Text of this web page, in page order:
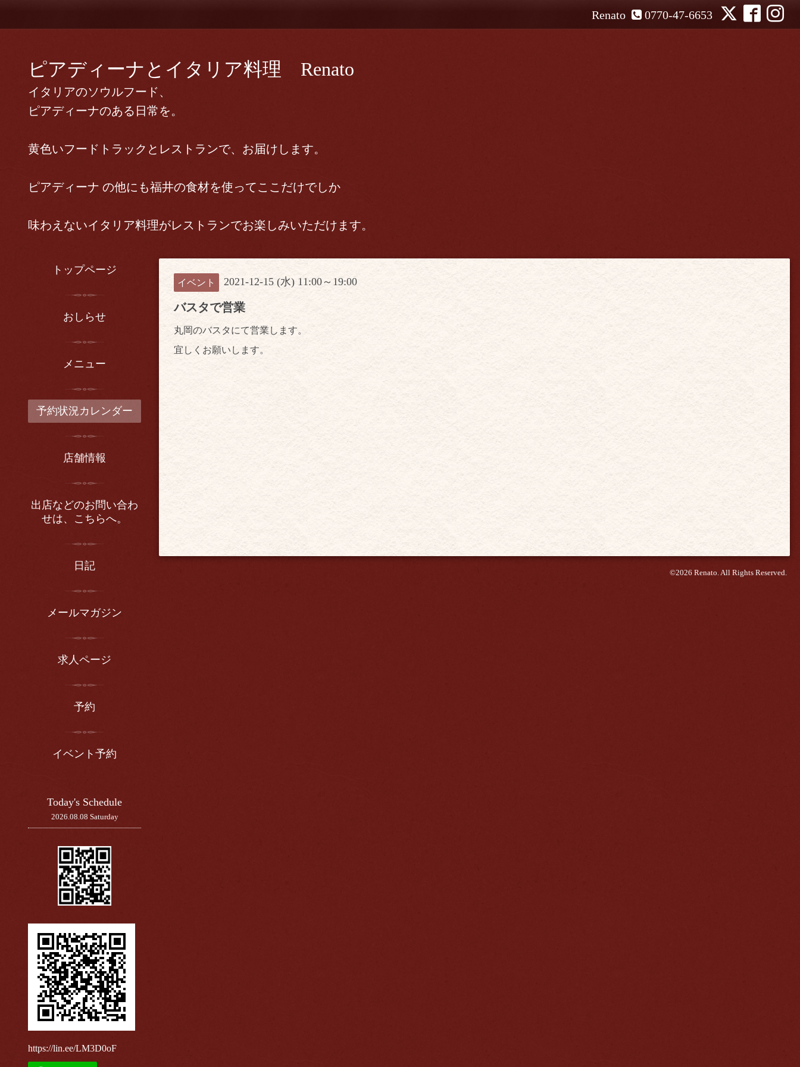
0770-47-6653
Renato
ピアディーナとイタリア料理 Renato
イタリアのソウルフード、
ピアディーナのある日常を。
黄色いフードトラックとレストランで、お届けします。
ピアディーナ の他にも福井の食材を使ってここだけでしか
味わえないイタリア料理がレストランでお楽しみいただけます。
イベント 2021-12-15 (水) 11:00～19:00
バスタで営業
丸岡のバスタにて営業します。
宜しくお願いします。
©2026 Renato. All Rights Reserved.
トップページ
おしらせ
メニュー
予約状況カレンダー
店舗情報
出店などのお問い合わ
せは、こちらへ。
日記
メールマガジン
求人ページ
予約
イベント予約
Today's Schedule
2026.08.08 Saturday
https://lin.ee/LM3D0oF